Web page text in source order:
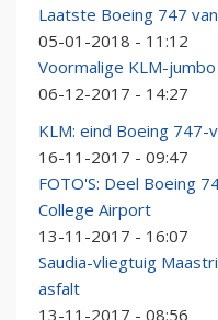
Laatste Boeing 747
05-01-2018 - 11:12
Voormalige KLM-
06-12-2017 - 14:27
KLM: eind Boeing 747-
16-11-2017 - 09:47
FOTO'S: Deel Boeing
College Airport
13-11-2017 - 16:07
Saudia-vliegtuig
asfalt
13-11-2017 - 08:56